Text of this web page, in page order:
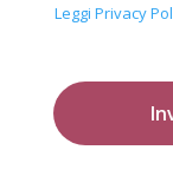
Leggi Privacy